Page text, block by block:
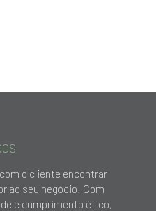
o cliente encontrar
ao seu negócio. Com
e cumprimento ético,